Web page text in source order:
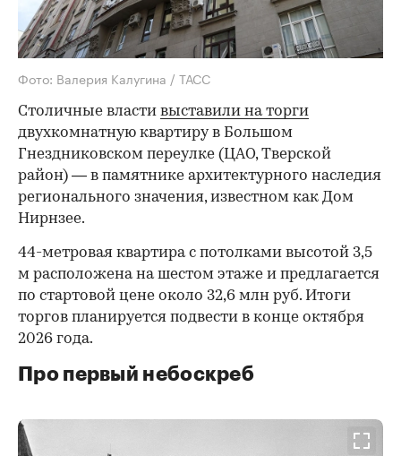
Фото: Валерия Калугина / ТАСС
Столичные власти выставили на торги
двухкомнатную квартиру в Большом
Гнездниковском переулке (ЦАО, Тверской
район) — в памятнике архитектурного наследия
регионального значения, известном как Дом
Нирнзее.
44-метровая квартира с потолками высотой 3,5
м расположена на шестом этаже и предлагается
по стартовой цене около 32,6 млн руб. Итоги
торгов планируется подвести в конце октября
2026 года.
Про первый небоскреб